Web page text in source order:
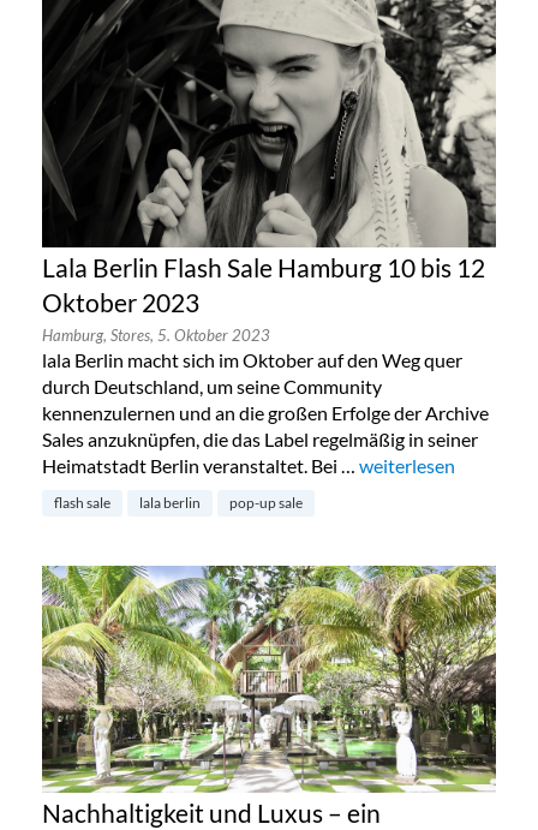
Lala Berlin Flash Sale Hamburg 10 bis 12
Oktober 2023
Hamburg, Stores, 5. Oktober 2023
lala Berlin macht sich im Oktober auf den Weg quer
durch Deutschland, um seine Community
kennenzulernen und an die großen Erfolge der Archive
Sales anzuknüpfen, die das Label regelmäßig in seiner
Heimatstadt Berlin veranstaltet. Bei … „Lala Berlin Flash
weiterlesen
flash sale lala berlin pop-up sale
Nachhaltigkeit und Luxus – ein